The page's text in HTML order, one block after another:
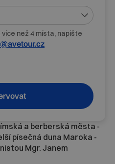
a berberská města -
písečná duna Maroka -
Mgr. Janem
než 4 místa, napište